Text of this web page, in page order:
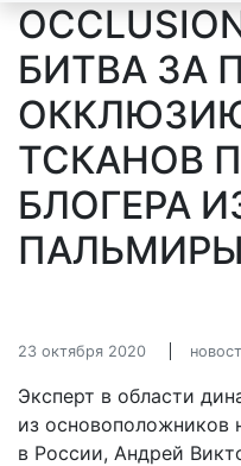
БИТВА ЗА
ТСКАНОВ
БЛОГЕРА
ПАЛЬМИРЫ
23 октября 2020
Эксперт в области
из
в России, Андрей